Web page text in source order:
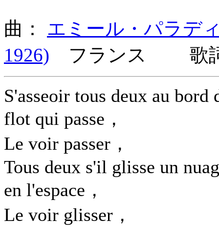
曲： エミール・パラデ
1926) フランス 歌詞
S'asseoir tous deux au bord
flot qui passe，
Le voir passer，
Tous deux s'il glisse un
en l'espace，
Le voir glisser，